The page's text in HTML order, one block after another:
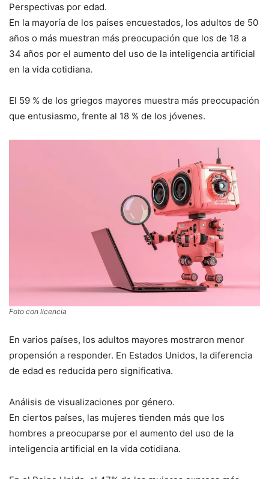
Perspectivas por edad.
En la mayoría de los países encuestados, los adultos de 50
años o más muestran más preocupación que los de 18 a
34 años por el aumento del uso de la inteligencia artificial
en la vida cotidiana.
El 59 % de los griegos mayores muestra más preocupación
que entusiasmo, frente al 18 % de los jóvenes.
Foto con licencia
En varios países, los adultos mayores mostraron menor
propensión a responder. En Estados Unidos, la diferencia
de edad es reducida pero significativa.
Análisis de visualizaciones por género.
En ciertos países, las mujeres tienden más que los
hombres a preocuparse por el aumento del uso de la
inteligencia artificial en la vida cotidiana.